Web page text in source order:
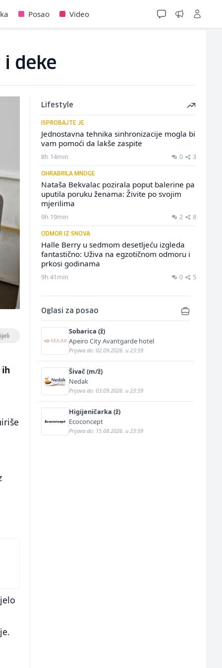
Posao Video
deke
ih
Lifestyle
ISPROBAJTE JE
Jednostavna tehnika sinhronizacije mogla bi
vam pomoći da lakše zaspite
8h 14min 0 3
OHRABRILA MNOGE
Nataša Bekvalac pozirala poput balerine pa
uputila poruku ženama: Živite po svojim
mjerilima
9h 19min 2 8
ODMOR IZ SNOVA
Halle Berry u sedmom desetljeću izgleda
fantastično: Uživa na egzotičnom odmoru i
prkosi godinama
9h 41min 0 5
Oglasi za posao
Sobarica (ž)
Apeiro City Avantgarde hotel
Prijava do: 02.09.2026. u 23:59
Šivač (m/ž)
Nedak
Prijava do: 03.09.2026. u 23:59
Higijeničarka (ž)
Ecoconcept
Prijava do: 15.08.2026. u 23:59